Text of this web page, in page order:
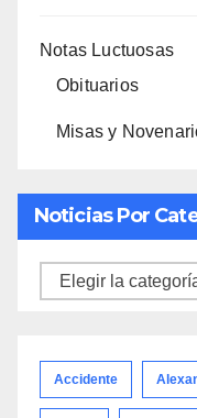
Notas Luctuosas
Obituarios
Misas y
Noticias Por
Noticias
Accidente